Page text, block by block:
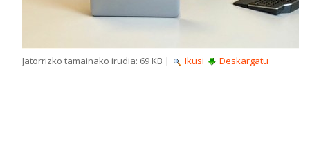
Jatorrizko tamainako irudia: 69 KB | Ikusi Deskargatu